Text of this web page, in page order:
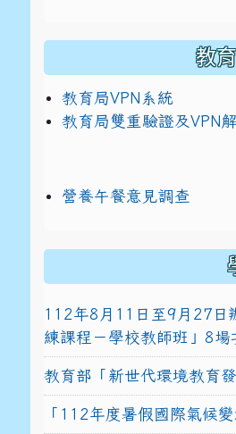
教
教育局VPN系統
教育局雙重驗證及VPN
營養午餐意見調查
112年8月11日至9月27日
練課程－學校教師班」8場
教育部「新世代環境教育
「112年度暑假國際氣候